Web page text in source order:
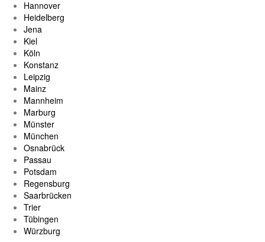
Hannover
Heidelberg
Jena
Kiel
Köln
Konstanz
Leipzig
Mainz
Mannheim
Marburg
Münster
München
Osnabrück
Passau
Potsdam
Regensburg
Saarbrücken
Trier
Tübingen
Würzburg